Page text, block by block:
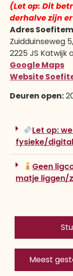
(Let op: Dit
derhalve zijn
Adres
Zuidduinseweg 5,
2225 JS Katwijk
Google Maps
Website
Deuren open:
Let op:
fysieke/
Geen
matje liggen/
Meest